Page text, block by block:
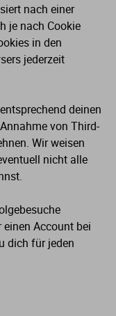
nach einer
je nach Cookie
in den
jederzeit
deinen
von Third-
Wir weisen
nicht alle
Account bei
dich für jeden